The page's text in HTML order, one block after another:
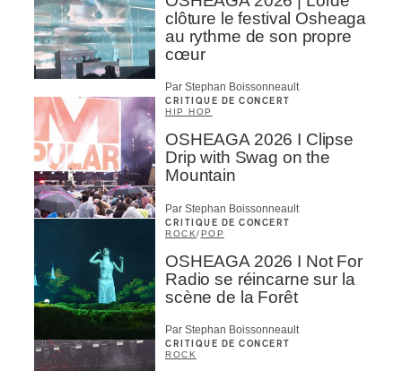
clôture le festival Osheaga
au rythme de son propre
cœur
Par Stephan Boissonneault
CRITIQUE DE CONCERT
HIP HOP
OSHEAGA 2026 I Clipse
Drip with Swag on the
Mountain
Par Stephan Boissonneault
CRITIQUE DE CONCERT
ROCK/POP
OSHEAGA 2026 I Not For
Radio se réincarne sur la
scène de la Forêt
Par Stephan Boissonneault
CRITIQUE DE CONCERT
ROCK